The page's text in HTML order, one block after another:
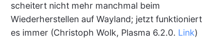
scheitert nicht mehr manchmal beim
Wiederherstellen auf Wayland; jetzt funktioniert
es immer (Christoph Wolk, Plasma 6.2.0. Link)